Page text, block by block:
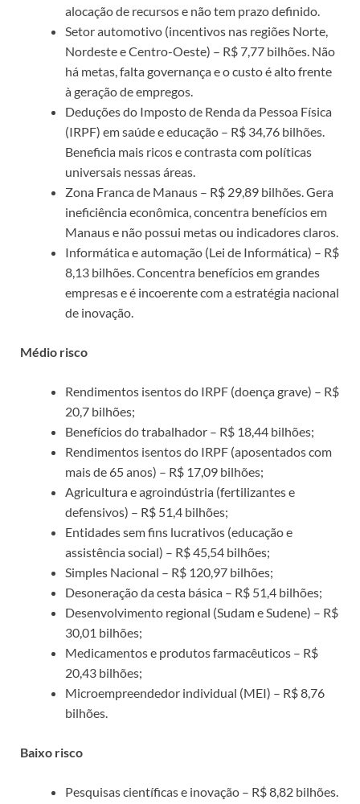
alocação de recursos e não tem prazo definido.
Setor automotivo (incentivos nas regiões Norte,
Nordeste e Centro-Oeste) – R$ 7,77 bilhões. Não
há metas, falta governança e o custo é alto frente
à geração de empregos.
Deduções do Imposto de Renda da Pessoa Física
(IRPF) em saúde e educação – R$ 34,76 bilhões.
Beneficia mais ricos e contrasta com políticas
universais nessas áreas.
Zona Franca de Manaus – R$ 29,89 bilhões. Gera
ineficiência econômica, concentra benefícios em
Manaus e não possui metas ou indicadores claros.
Informática e automação (Lei de Informática) – R$
8,13 bilhões. Concentra benefícios em grandes
empresas e é incoerente com a estratégia nacional
de inovação.
Médio risco
Rendimentos isentos do IRPF (doença grave) – R$
20,7 bilhões;
Benefícios do trabalhador – R$ 18,44 bilhões;
Rendimentos isentos do IRPF (aposentados com
mais de 65 anos) – R$ 17,09 bilhões;
Agricultura e agroindústria (fertilizantes e
defensivos) – R$ 51,4 bilhões;
Entidades sem fins lucrativos (educação e
assistência social) – R$ 45,54 bilhões;
Simples Nacional – R$ 120,97 bilhões;
Desoneração da cesta básica – R$ 51,4 bilhões;
Desenvolvimento regional (Sudam e Sudene) – R$
30,01 bilhões;
Medicamentos e produtos farmacêuticos – R$
20,43 bilhões;
Microempreendedor individual (MEI) – R$ 8,76
bilhões.
Baixo risco
Pesquisas científicas e inovação – R$ 8,82 bilhões.